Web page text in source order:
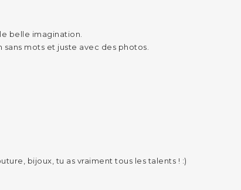
belle imagination.
sans mots et juste avec des photos.
bijoux, tu as vraiment tous les talents ! :)